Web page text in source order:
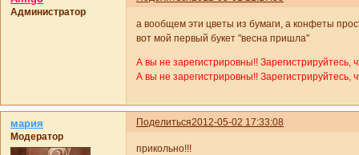
Администратор
а вообщем эти цветы из бумаги, а конфеты
вот мой первый букет "весна пришла"
А вы не зарегистрировны!! Зарегистрируйтесь,
А вы не зарегистрировны!! Зарегистрируйтесь,
Поделиться2012-05-02 17:33:08
мария
Модератор
прикольно!!!